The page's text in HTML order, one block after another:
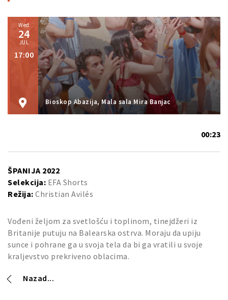
Wed
24
JUL
17:00
Bioskop Abazija, Mala sala Mira Banjac
00:23
ŠPANIJA 2022
Selekcija: EFA Shorts
Režija: Christian Avilés
Vođeni željom za svetlošću i toplinom, tinejdžeri iz
Britanije putuju na Balearska ostrva. Moraju da upiju
sunce i pohrane ga u svoja tela da bi ga vratili u svoje
kraljevstvo prekriveno oblacima.
Nazad...